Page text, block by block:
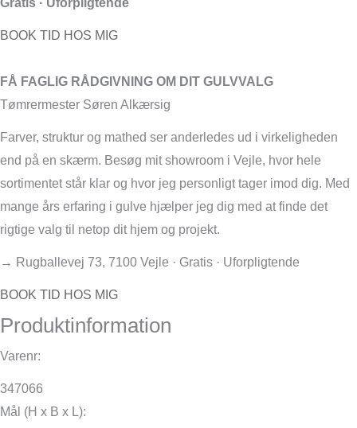
BOOK TID HOS MIG
FÅ FAGLIG RÅDGIVNING OM DIT GULVVALG
Tømrermester Søren Alkærsig
Farver, struktur og mathed ser anderledes ud i virkeligheden
end på en skærm. Besøg mit showroom i Vejle, hvor hele
sortimentet står klar og hvor jeg personligt tager imod dig. Med
mange års erfaring i gulve hjælper jeg dig med at finde det
rigtige valg til netop dit hjem og projekt.
→ Rugballevej 73, 7100 Vejle · Gratis · Uforpligtende
BOOK TID HOS MIG
Produktinformation
Varenr:
347066
Mål (H x B x L):